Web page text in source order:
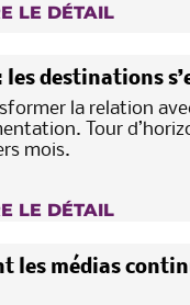
LE DÉTAIL
les destinations
la relation
Tour
mois.
LE DÉTAIL
les médias